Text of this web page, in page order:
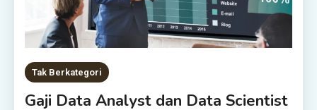
Tak Berkategori
Gaji Data Analyst dan Data Scientist